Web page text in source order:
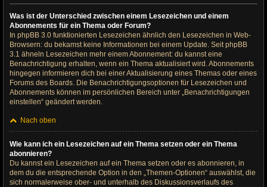
Was ist der Unterschied zwischen einem Lesezeichen und einem
Abonnements für ein Thema oder Forum?
In phpBB 3.0 funktionierten Lesezeichen ähnlich den Lesezeichen in Web-
Browsern: du bekamst keine Informationen bei einem Update. Seit phpBB
3.1 ähneln Lesezeichen mehr einem Abonnement: du kannst eine
Benachrichtigung erhalten, wenn ein Thema aktualisiert wird. Abonnements
hingegen informieren dich bei einer Aktualisierung eines Themas oder eines
Forums des Boards. Die Benachrichtigungsoptionen für Lesezeichen und
Abonnements können im persönlichen Bereich unter „Benachrichtigungen
einstellen“ geändert werden.
Nach oben
Wie kann ich ein Lesezeichen auf ein Thema setzen oder ein Thema
abonnieren?
Du kannst ein Lesezeichen auf ein Thema setzen oder es abonnieren, in
dem du die entsprechende Option in den „Themen-Optionen“ auswählst, die
sich normalerweise ober- und unterhalb des Diskussionsverlaufs des